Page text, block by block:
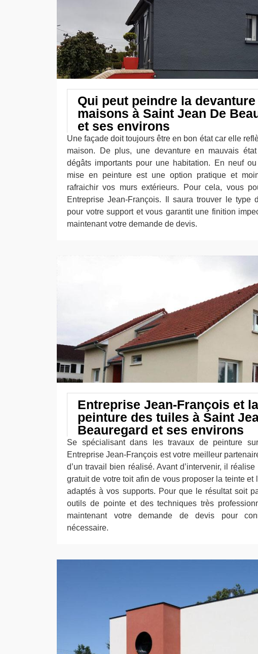
Qui peut peindre la devanture
maisons à Saint Jean De
et ses environs
Une façade doit toujours être en bon état car elle
maison. De plus, une devanture en mauvais
dégâts importants pour une habitation. En neuf
mise en peinture est une option pratique et
rafraichir vos murs extérieurs. Pour cela, vous
Entreprise Jean-François. Il saura trouver le type
pour votre support et vous garantit une finition
maintenant votre demande de devis.
Entreprise Jean-François et
peinture des tuiles à Saint
Beauregard et ses environs
Se spécialisant dans les travaux de peinture
Entreprise Jean-François est votre meilleur
d’un travail bien réalisé. Avant d’intervenir, il
gratuit de votre toit afin de vous proposer la teinte et
adaptés à vos supports. Pour que le résultat soit
outils de pointe et des techniques très
maintenant votre demande de devis pour
nécessaire.